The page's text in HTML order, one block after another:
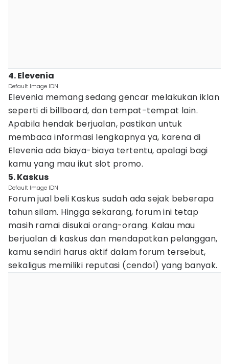
4. Elevenia
Default Image IDN
Elevenia memang sedang gencar melakukan iklan
seperti di billboard, dan tempat-tempat lain.
Apabila hendak berjualan, pastikan untuk
membaca informasi lengkapnya ya, karena di
Elevenia ada biaya-biaya tertentu, apalagi bagi
kamu yang mau ikut slot promo.
5. Kaskus
Default Image IDN
Forum jual beli Kaskus sudah ada sejak beberapa
tahun silam. Hingga sekarang, forum ini tetap
masih ramai disukai orang-orang. Kalau mau
berjualan di kaskus dan mendapatkan pelanggan,
kamu sendiri harus aktif dalam forum tersebut,
sekaligus memiliki reputasi (cendol) yang banyak.